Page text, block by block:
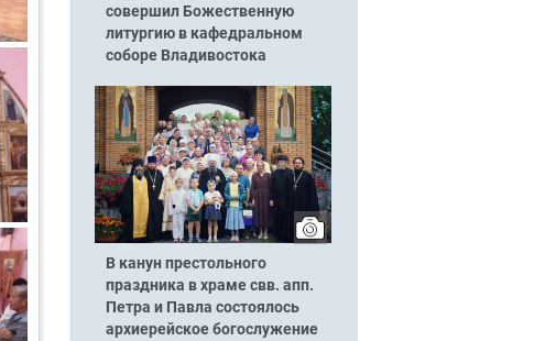
совершил Божественную
литургию в кафедральном
соборе Владивостока
В канун престольного
праздника в храме свв. апп.
Петра и Павла состоялось
архиерейское богослужение